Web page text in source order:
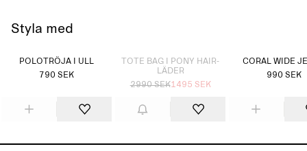
Styla med
POLOTRÖJA I ULL
790 SEK
TOTE BAG I PONY HAIR-
LÄDER
2990 SEK1495 SEK
CORAL WIDE
990 SEK